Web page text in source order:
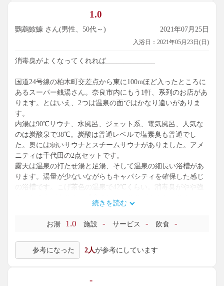
1.0
鸚鵡鮟鱇 さん(男性、50代～) 2021年07月25日
入浴日：2021年05月23日(日)
消毒臭がよくなってくれれば______________
国道24号線の柏木町交差点から東に100mほど入ったところに
あるスーパー銭湯さん。奈良市内にもう1軒、系列のお店があ
ります。とはいえ、2つは温泉の面ではかなり違いがありま
す。
内湯は90℃サウナ、水風呂、ジェット系、電気風呂、人気な
のは炭酸泉で38℃。炭酸は普通レベルで塩素臭も普通でし
た。奥には弱いサウナとスチームサウナがありました。アメ
ニティは千代田の2点セットです。
露天は温泉の打たせ湯と足湯、そして温泉の細長い浴槽があ
ります。湯量が少ないながらもキャパシティを確保した感じ
の浴槽です。こげ茶色の温泉で42℃くらい。消毒臭がやや強
く、その点がすこぶる残念でした。ここがよくなってくれれ
ば魅力が一段と増しますからね。いい日にあたりたいもので
続きを読む
お湯 1.0 施設 - サービス - 飲食 -
参考になった 2人が参考にしています
-